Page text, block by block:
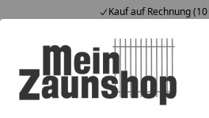
Kauf auf Rechnung
Alle Produkte
Mein Konto
Suchen